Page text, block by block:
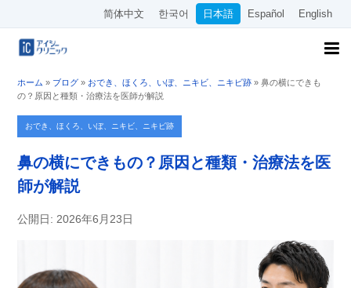
简体中文 한국어 日本語 Español English
ホーム » ブログ » おでき、ほくろ、いぼ、ニキビ、ニキビ跡 » 鼻の横にできも
の？原因と種類・治療法を医師が解説
おでき、ほくろ、いぼ、ニキビ、ニキビ跡
鼻の横にできもの？原因と種類・治療法を医
師が解説
公開日: 2026年6月23日